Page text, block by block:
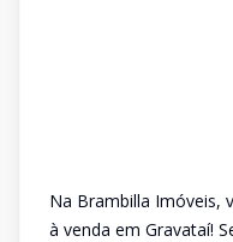
Na Brambilla Imóveis,
à venda em Gravataí!